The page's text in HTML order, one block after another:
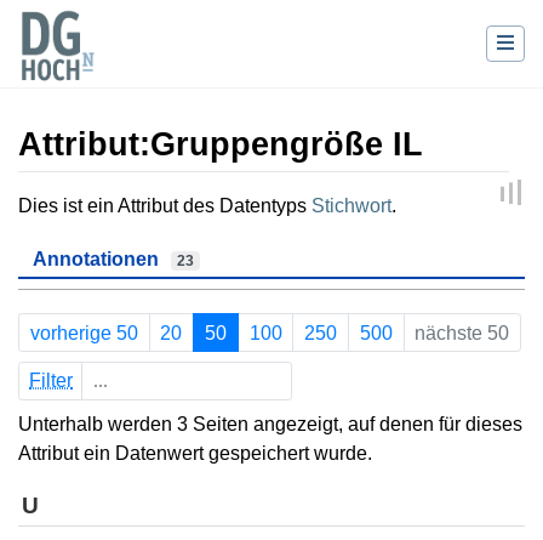
Attribut:Gruppengröße IL
Wechseln zu:Navigation,Suche
Dies ist ein Attribut des Datentyps Stichwort.
Annotationen 23
vorherige 50 20 50 100 250 500 nächste 50
Filter
Unterhalb werden 3 Seiten angezeigt, auf denen für dieses
Attribut ein Datenwert gespeichert wurde.
U